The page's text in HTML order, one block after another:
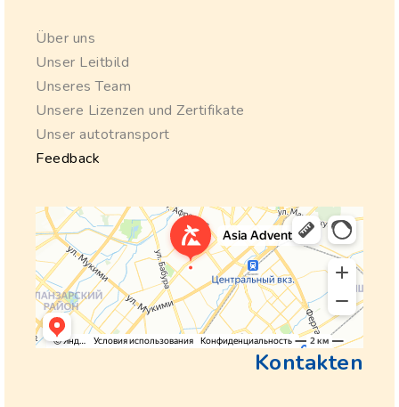
Über uns
Unser Leitbild
Unseres Team
Unsere Lizenzen und Zertifikate
Unser autotransport
Feedback
Kontakten